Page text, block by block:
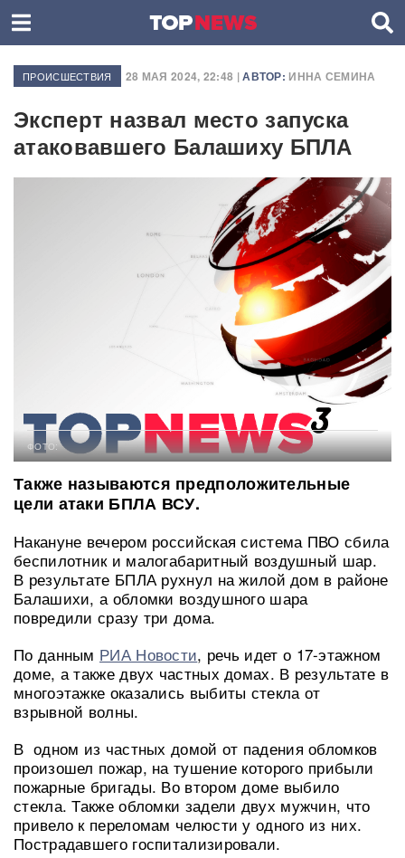
ПРОИСШЕСТВИЯ 28 МАЯ 2024, 22:48 |АВТОР: ИННА СЕМИНА
Эксперт назвал место запуска
атаковавшего Балашиху БПЛА
ФОТО:
Также называются предположительные
цели атаки БПЛА ВСУ.
Накануне вечером российская система ПВО сбила
беспилотник и малогабаритный воздушный шар.
В результате БПЛА рухнул на жилой дом в районе
Балашихи, а обломки воздушного шара
повредили сразу три дома.
По данным РИА Новости, речь идет о 17-этажном
доме, а также двух частных домах. В результате в
многоэтажке оказались выбиты стекла от
взрывной волны.
В одном из частных домой от падения обломков
произошел пожар, на тушение которого прибыли
пожарные бригады. Во втором доме выбило
стекла. Также обломки задели двух мужчин, что
привело к переломам челюсти у одного из них.
Пострадавшего госпитализировали.